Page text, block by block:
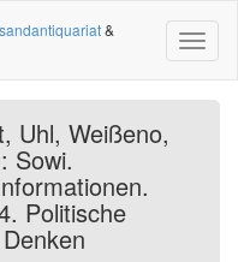
&
Uhl, Weißeno,
Sowi.
Politische